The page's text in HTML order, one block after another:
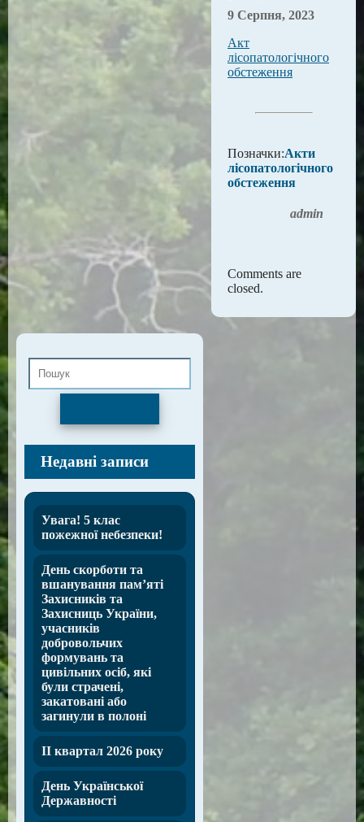
9 Серпня, 2023
Акт
лісопатологічного
обстеження
Позначки:Акти
лісопатологічного
обстеження
admin
Comments are
closed.
Недавні записи
Увага! 5 клас
пожежної небезпеки!
День скорботи та
вшанування пам’яті
Захисників та
Захисниць України,
учасників
добровольчих
формувань та
цивільних осіб, які
були страчені,
закатовані або
загинули в полоні
ІІ квартал 2026 року
День Української
Державності